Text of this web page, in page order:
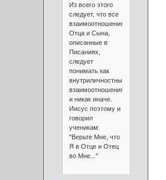
Из всего этого
следует, что все
взаимоотношения
Отца и Сына,
описанные в
Писаниях,
следует
понимать как
внутриличностные
взаимоотношения
и никак иначе.
Иисус поэтому и
говорил
ученикам:
"Верьте Мне, что
Я в Отце и Отец
во Мне..."